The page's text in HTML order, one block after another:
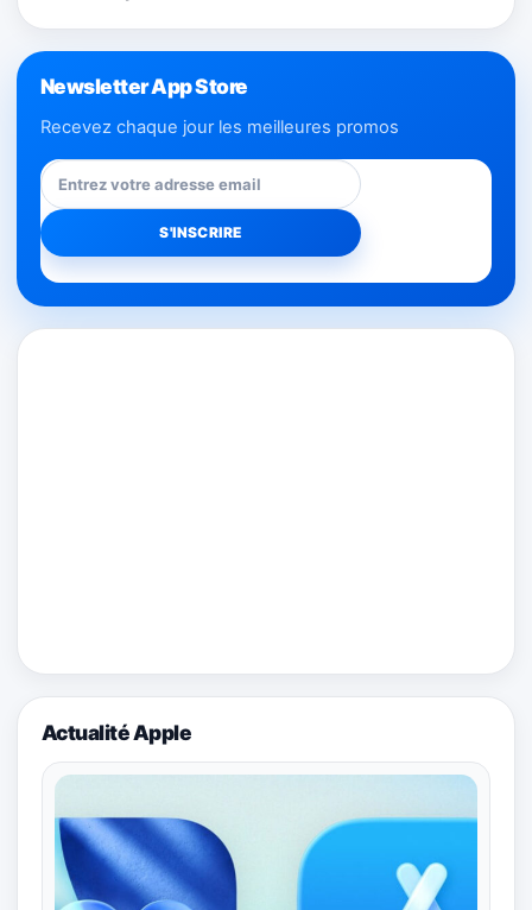
Newsletter App Store
Recevez chaque jour les meilleures promos
Actualité Apple